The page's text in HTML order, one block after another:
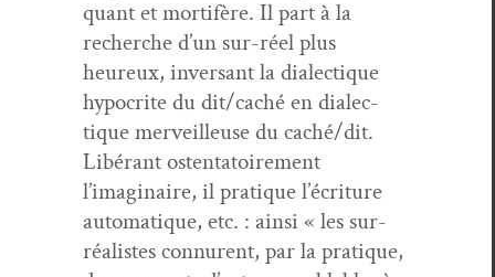
quant et mor­tifère. Il part à la
recherche d’un sur-réel plus
heureux, inver­sant la dialec­tique
hyp­ocrite du dit/caché en dialec­
tique mer­veilleuse du caché/dit.
Libérant osten­ta­toire­ment
l’imaginaire, il pra­tique l’écriture
automa­tique, etc. : ain­si « les sur­
réal­istes con­nurent, par la pra­tique,